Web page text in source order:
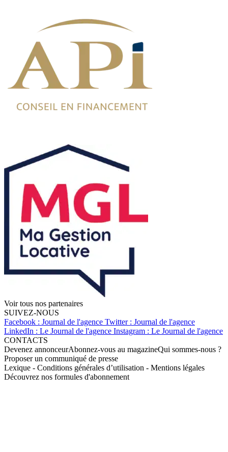
Voir tous nos partenaires
SUIVEZ-NOUS
Facebook : Journal de l'agence Twitter : Journal de l'agence
LinkedIn : Le Journal de l'agence Instagram : Le Journal de l'agence
CONTACTS
Devenez annonceurAbonnez-vous au magazineQui sommes-nous ?
Proposer un communiqué de presse
Lexique - Conditions générales d’utilisation - Mentions légales
Découvrez nos formules d'abonnement